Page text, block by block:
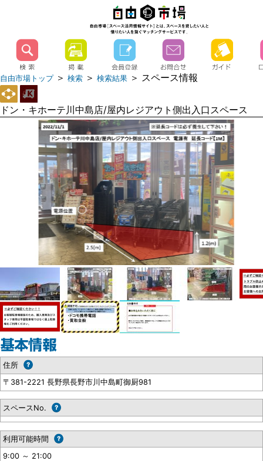
自由市場トップ＞ 検索 ＞ 検索結果 ＞ スペース情報
ドン・キホーテ川中島店/屋内レジアウト側出入口スペース
住所
〒381-2221 長野県長野市川中島町御厨981
スペースNo.
利用可能時間
9:00 ～ 21:00